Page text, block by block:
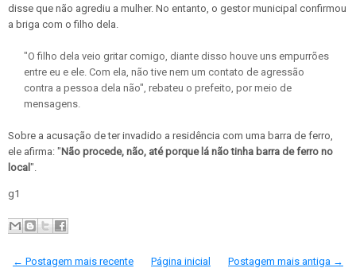
disse que não agrediu a mulher. No entanto, o gestor municipal confirmou
a briga com o filho dela.
"O filho dela veio gritar comigo, diante disso houve uns empurrões
entre eu e ele. Com ela, não tive nem um contato de agressão
contra a pessoa dela não", rebateu o prefeito, por meio de
mensagens.
Sobre a acusação de ter invadido a residência com uma barra de ferro,
ele afirma: "Não procede, não, até porque lá não tinha barra de ferro no
local ".
g1
← Postagem mais recente Postagem mais antiga →
Página inicial